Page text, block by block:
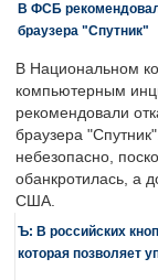
В ФСБ
браузера "Спутник"
В Национальном
компьютерным
рекомендовали
браузера
небезопасно,
обанкротилась, а
США.
Ъ: В российских
которая позволяет